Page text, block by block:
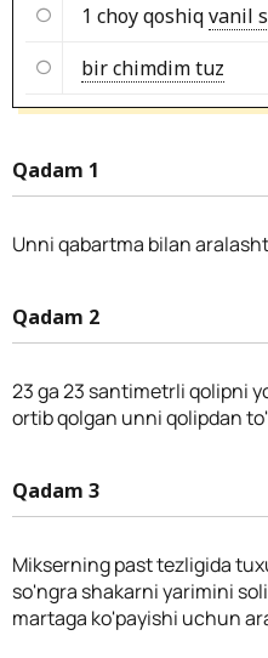
1 choy qoshiqvanil
bir chimdim tuz
Qadam 1
Unni qabartma bilan
Qadam 2
23 ga 23 santimetrli qolipni
ortib qolgan unni qolipdan
Qadam 3
Mikserning past tezligida
so'ngra shakarni yarimini
martaga ko'payishi uchun